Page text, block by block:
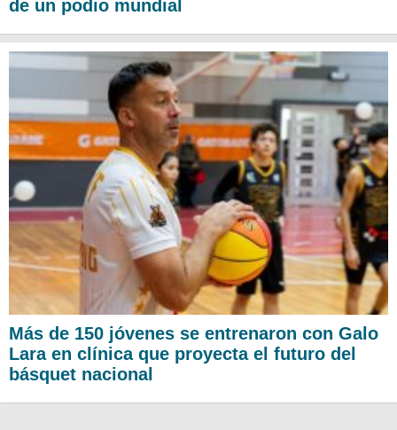
de un podio mundial
Más de 150 jóvenes se entrenaron con Galo
Lara en clínica que proyecta el futuro del
básquet nacional